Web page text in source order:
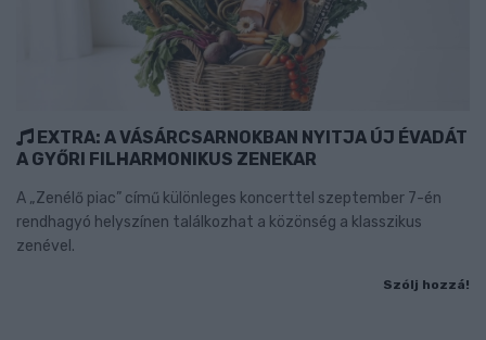
EXTRA: A VÁSÁRCSARNOKBAN NYITJA ÚJ ÉVADÁT
A GYŐRI FILHARMONIKUS ZENEKAR
A „Zenélő piac” című különleges koncerttel szeptember 7-én
rendhagyó helyszínen találkozhat a közönség a klasszikus
zenével.
Szólj hozzá!